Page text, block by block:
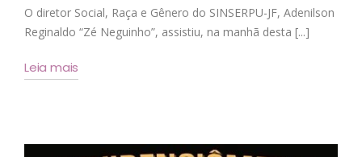
O diretor Social, Raça e Gênero do SINSERPU-JF, Adenilson
Reginaldo “Zé Neguinho”, assistiu, na manhã desta [...]
Leia mais